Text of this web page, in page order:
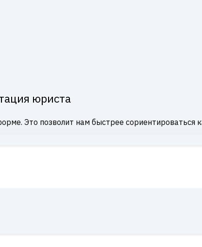
юриста
Это позволит нам быстрее сориентироваться